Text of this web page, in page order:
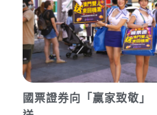
國票證券向「贏家致敬